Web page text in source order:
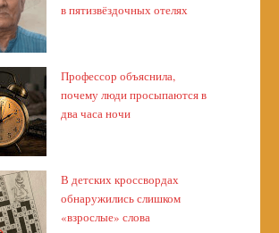
в пятизвёздочных отелях
Профессор объяснила,
почему люди просыпаются в
два часа ночи
В детских кроссвордах
обнаружились слишком
«взрослые» слова